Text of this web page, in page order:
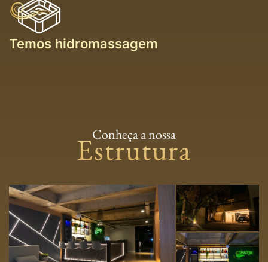
Temos hidromassagem
Conheça a nossa
Estrutura